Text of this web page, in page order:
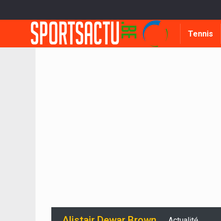
Tennis